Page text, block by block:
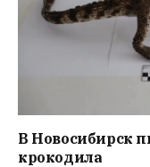
В Новосибирск
крокодила